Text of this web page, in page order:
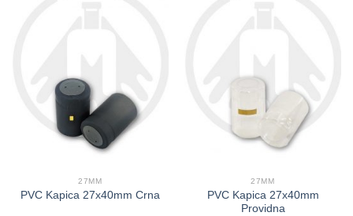
27MM
PVC Kapica 27x40mm Crna
27MM
PVC Kapica 27x40mm
Providna